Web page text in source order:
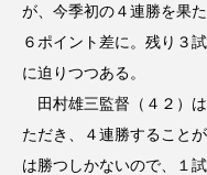
が、今季初の４連勝を果
６ポイント差に。残り３
に迫りつつある。
田村雄三監督（４２）
ただき、４連勝すること
は勝つしかないので、１